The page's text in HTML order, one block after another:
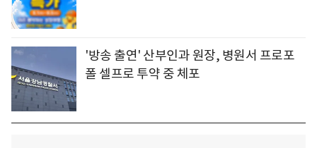
'방송 출연' 산부인과 원장, 병원서 프로포
폴 셀프로 투약 중 체포